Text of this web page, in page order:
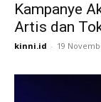
Kampanye
Artis dan
kinni.id - 19